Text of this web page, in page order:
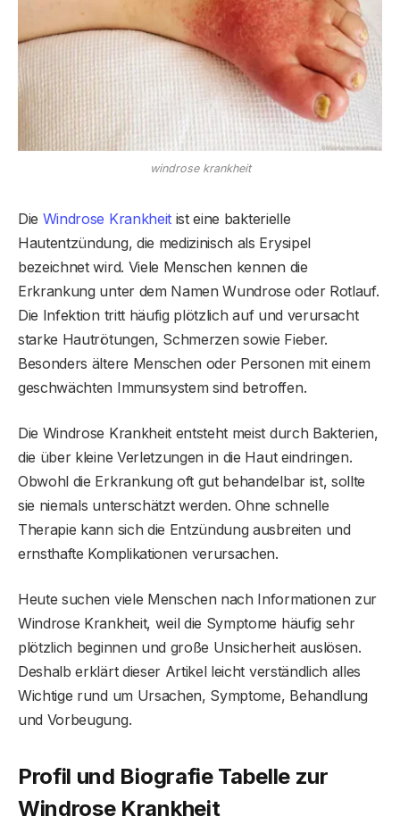
windrose krankheit
Die Windrose Krankheitist eine bakterielle
Hautentzündung, die medizinisch als Erysipel
bezeichnet wird. Viele Menschen kennen die
Erkrankung unter dem Namen Wundrose oder Rotlauf.
Die Infektion tritt häufig plötzlich auf und verursacht
starke Hautrötungen, Schmerzen sowie Fieber.
Besonders ältere Menschen oder Personen mit einem
geschwächten Immunsystem sind betroffen.
Die Windrose Krankheit entsteht meist durch Bakterien,
die über kleine Verletzungen in die Haut eindringen.
Obwohl die Erkrankung oft gut behandelbar ist, sollte
sie niemals unterschätzt werden. Ohne schnelle
Therapie kann sich die Entzündung ausbreiten und
ernsthafte Komplikationen verursachen.
Heute suchen viele Menschen nach Informationen zur
Windrose Krankheit, weil die Symptome häufig sehr
plötzlich beginnen und große Unsicherheit auslösen.
Deshalb erklärt dieser Artikel leicht verständlich alles
Wichtige rund um Ursachen, Symptome, Behandlung
und Vorbeugung.
Profil und Biografie Tabelle zur
Windrose Krankheit